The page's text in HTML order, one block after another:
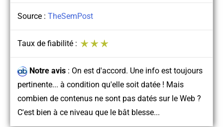
Source : TheSemPost
Taux de fiabilité :
Notre avis: On est d'accord. Une info est toujours
pertinente... à condition qu'elle soit datée ! Mais
combien de contenus ne sont pas datés sur le Web ?
C'est bien à ce niveau que le bât blesse...